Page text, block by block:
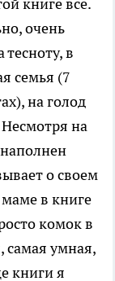
книге все.
очень
в
семья (7
на голод
на
о своем
в книге
комок в
самая умная,
книги я